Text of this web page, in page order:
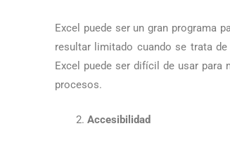
Excel puede ser un gran programa
resultar limitado cuando se trata
Excel puede ser difícil de usar para
procesos.
Accesibilidad